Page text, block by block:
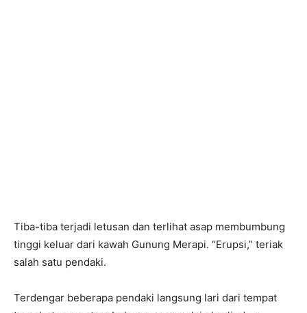
Tiba-tiba terjadi letusan dan terlihat asap membumbung
tinggi keluar dari kawah Gunung Merapi. “Erupsi,” teriak
salah satu pendaki.
Terdengar beberapa pendaki langsung lari dari tempat